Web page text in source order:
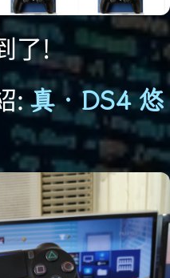
了!
:真．DS4 悠